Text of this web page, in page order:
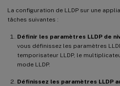
La configuration de LLDP sur une
tâches suivantes :
Définir les paramètres LLDP de
vous définissez les paramètres
temporisateur LLDP, le
mode LLDP.
Définissez les paramètres LLDP